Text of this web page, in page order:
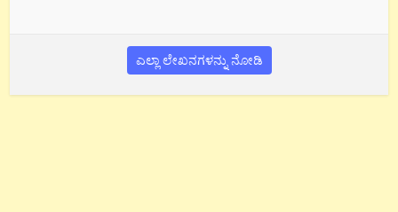
ಎಲ್ಲಾ ಲೇಖನಗಳನ್ನು ನೋಡಿ